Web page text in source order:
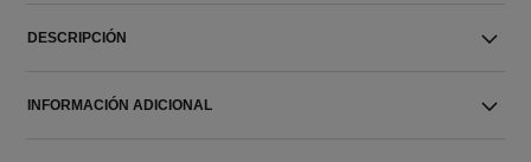
DESCRIPCIÓN
INFORMACIÓN ADICIONAL